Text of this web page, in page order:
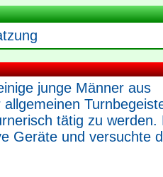
junge Männer aus
tätig zu werden.
Geräte und versuchte